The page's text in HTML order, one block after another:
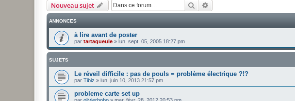
Nouveau sujet Rechercher
ANNONCES
à lire avant de poster
par tartagueule » lun. sept. 05, 2005 18:27 pm
SUJETS
Le réveil difficile : pas de pouls = problème électrique ?!?
par Tibiz » lun. juin 10, 2013 21:57 pm
probleme carte set up